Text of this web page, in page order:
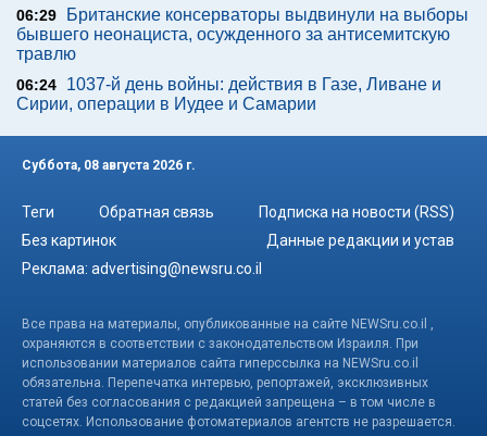
06:29
Британские консерваторы выдвинули на выборы
бывшего неонациста, осужденного за антисемитскую
травлю
06:24
1037-й день войны: действия в Газе, Ливане и
Сирии, операции в Иудее и Самарии
Суббота, 08 августа 2026 г.
Теги Обратная связь
Подписка на новости (RSS)
Без картинок
Данные редакции и устав
Реклама: advertising@newsru.co.il
Все права на материалы, опубликованные на сайте NEWSru.co.il ,
охраняются в соответствии с законодательством Израиля. При
использовании материалов сайта гиперссылка на NEWSru.co.il
обязательна. Перепечатка интервью, репортажей, эксклюзивных
статей без согласования с редакцией запрещена – в том числе в
соцсетях. Использование фотоматериалов агентств не разрешается.